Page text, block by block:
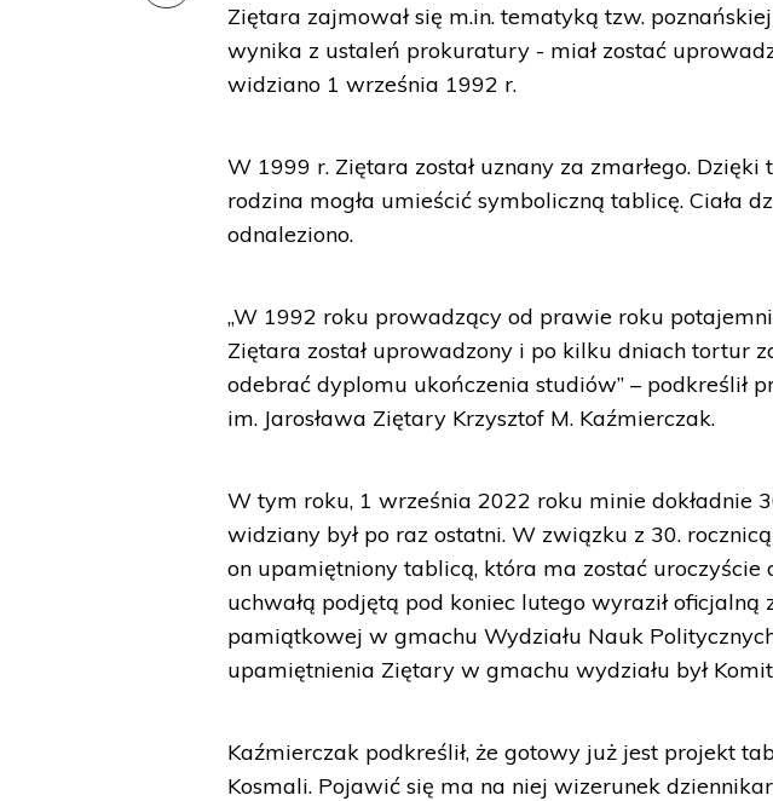
Ziętara zajmował się m.in. tematyką tzw.
wynika z ustaleń prokuratury - miał zostać
widziano 1 września 1992 r.
W 1999 r. Ziętara został uznany za zmarłego.
rodzina mogła umieścić symboliczną tablicę. Ciała
odnaleziono.
„W 1992 roku prowadzący od prawie roku
Ziętara został uprowadzony i po kilku dniach tortur
odebrać dyplomu ukończenia studiów” – podkreślił
im. Jarosława Ziętary Krzysztof M. Kaźmierczak.
W tym roku, 1 września 2022 roku minie dokładnie
widziany był po raz ostatni. W związku z 30.
on upamiętniony tablicą, która ma zostać uroczyście
uchwałą podjętą pod koniec lutego wyraził oficjalną
pamiątkowej w gmachu Wydziału Nauk
upamiętnienia Ziętary w gmachu wydziału był
Kaźmierczak podkreślił, że gotowy już jest projekt
Kosmali. Pojawić się ma na niej wizerunek